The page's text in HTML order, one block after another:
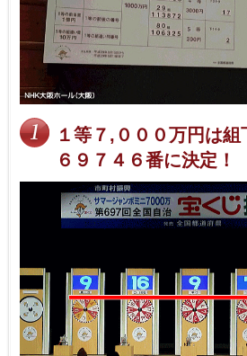
１等７,０００万円は組
６９７４６番に決定！